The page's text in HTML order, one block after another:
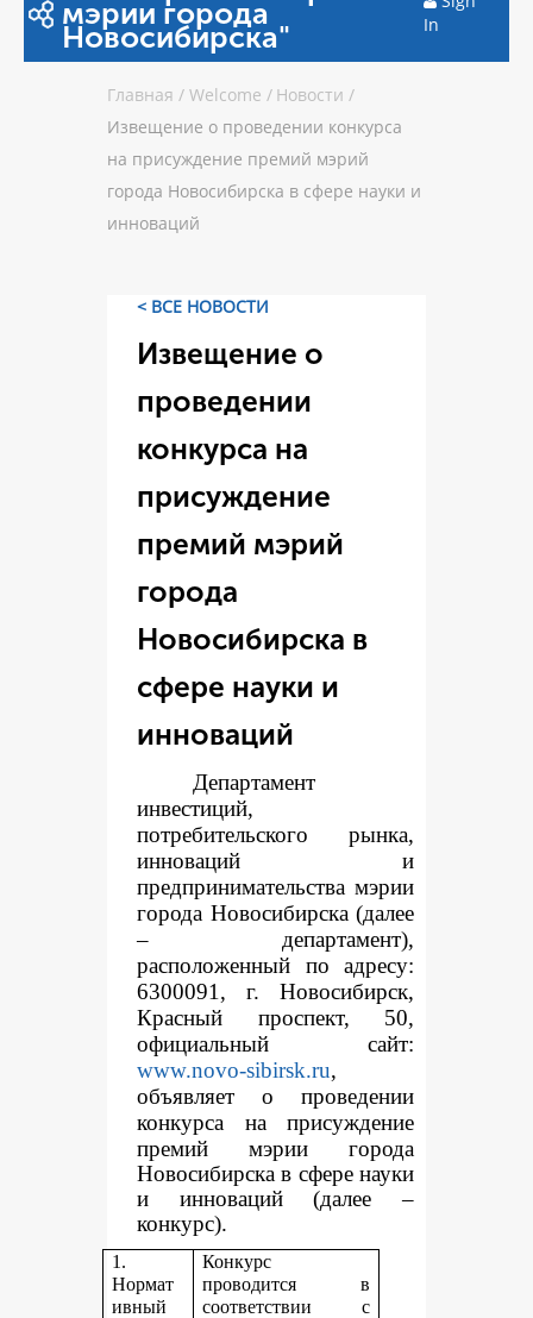
мэрии города
Новосибирска"
In
Главная / Welcome / Новости /
Извещение о проведении конкурса
на присуждение премий мэрий
города Новосибирска в сфере науки и
инноваций
< ВСЕ НОВОСТИ
Извещение о
проведении
конкурса на
присуждение
премий мэрий
города
Новосибирска в
сфере науки и
инноваций
Департамент
инвестиций,
потребительского рынка,
инноваций и
предпринимательства мэрии
города Новосибирска (далее
– департамент),
расположенный по адресу:
6300091, г. Новосибирск,
Красный проспект, 50,
официальный сайт:
www.novo-sibirsk.ru,
объявляет о проведении
конкурса на присуждение
премий мэрии города
Новосибирска в сфере науки
и инноваций (далее –
конкурс).
1.
Нормат
ивный
Конкурс
проводится в
соответствии с